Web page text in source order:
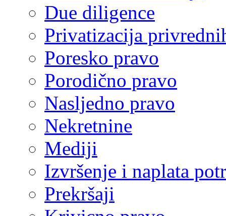
Due diligence
Privatizacija
Poresko pravo
Porodično pravo
Nasljedno pravo
Nekretnine
Mediji
Izvršenje i naplata
Prekršaji